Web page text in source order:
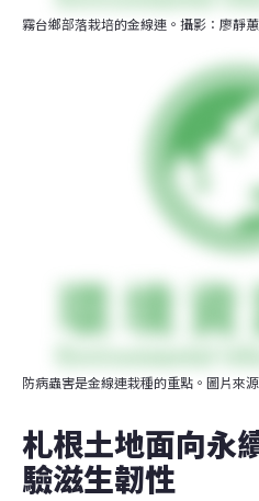
霧台鄉部落栽培的金線連。攝影：廖靜蕙
防病蟲害是金線連栽種的重點。圖片來
札根土地面向永
驗滋生韌性